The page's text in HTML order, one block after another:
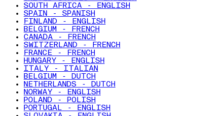
SOUTH AFRICA - ENGLISH
SPAIN - SPANISH
FINLAND - ENGLISH
BELGIUM - FRENCH
CANADA - FRENCH
SWITZERLAND - FRENCH
FRANCE - FRENCH
HUNGARY - ENGLISH
ITALY - ITALIAN
BELGIUM - DUTCH
NETHERLANDS - DUTCH
NORWAY - ENGLISH
POLAND - POLISH
PORTUGAL - ENGLISH